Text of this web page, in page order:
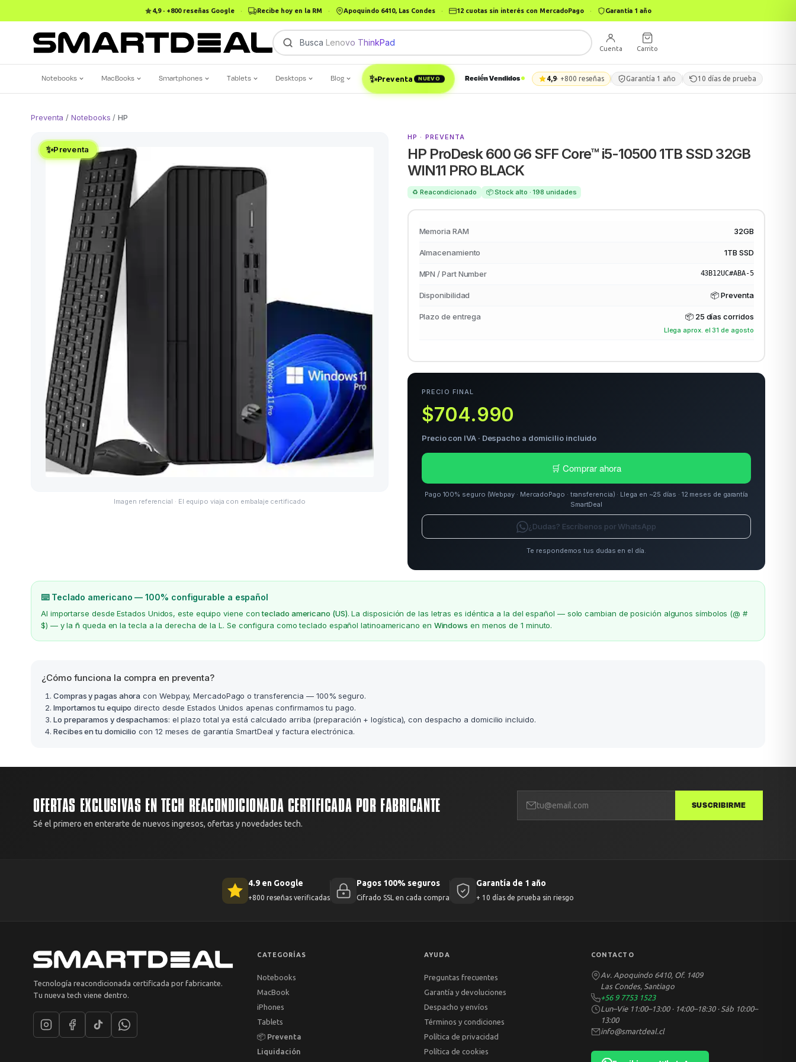
4,9 · +800 reseñas Google · Recibe hoy en la RM · Apoquindo 6410, Las Condes · 12 cuotas sin interés con MercadoPago · Garantía 1 año
Busca Lenovo ThinkPad
Cuenta Carrito
Notebooks MacBooks Smartphones Tablets Desktops Blog ✨Preventa NUEVO Recién Vendidos 4,9· +800 reseñas Garantía 1 año 10 días de prueba
Preventa /Notebooks /HP
✨Preventa
Imagen referencial · El equipo viaja con embalaje certificado
HP · PREVENTA
HP ProDesk 600 G6 SFF Core™ i5-10500 1TB SSD 32GB
WIN11 PRO BLACK
♻️ Reacondicionado 📦 Stock alto · 198 unidades
Memoria RAM 32GB
Almacenamiento 1TB SSD
MPN / Part Number 43B12UC#ABA-5
Disponibilidad 📦 Preventa
Plazo de entrega 📦 25 días corridos
Llega aprox. el 31 de agosto
PRECIO FINAL
$704.990
Precio con IVA · Despacho a domicilio incluido
🛒 Comprar ahora
Pago 100% seguro (Webpay · MercadoPago · transferencia) · Llega en ~25 días · 12 meses de garantía
SmartDeal
¿Dudas? Escríbenos por WhatsApp
Te respondemos tus dudas en el día.
⌨️ Teclado americano — 100% configurable a español
Al importarse desde Estados Unidos, este equipo viene conteclado americano (US). La disposición de las letras es idéntica a la del español — solo cambian de posición algunos símbolos (@ #
$) — y lañ queda en la tecla a la derecha de la L. Se configura como teclado español latinoamericano en Windows en menos de 1 minuto.
¿Cómo funciona la compra en preventa?
Compras y pagas ahora con Webpay, MercadoPago o transferencia — 100% seguro.
Importamos tu equipo directo desde Estados Unidos apenas confirmamos tu pago.
Lo preparamos y despachamos: el plazo total ya está calculado arriba (preparación + logística), con despacho a domicilio incluido.
Recibes en tu domicilio con 12 meses de garantía SmartDeal y factura electrónica.
OFERTAS EXCLUSIVAS EN TECH REACONDICIONADA CERTIFICADA POR FABRICANTE
Sé el primero en enterarte de nuevos ingresos, ofertas y novedades tech.
SUSCRIBIRME
4.9 en Google
+800 reseñas verificadas
Pagos 100% seguros
Cifrado SSL en cada compra
Garantía de 1 año
+ 10 días de prueba sin riesgo
Tecnología reacondicionada certificada por fabricante.
Tu nueva tech viene dentro.
CATEGORÍAS
Notebooks
MacBook
iPhones
Tablets
📦 Preventa
Liquidación
AYUDA
Preguntas frecuentes
Garantía y devoluciones
Despacho y envíos
Términos y condiciones
Política de privacidad
Política de cookies
CONTACTO
Av. Apoquindo 6410, Of. 1409
Las Condes, Santiago
+56 9 7753 1523
Lun–Vie 11:00–13:00 · 14:00–18:30 · Sáb 10:00–
13:00
info@smartdeal.cl